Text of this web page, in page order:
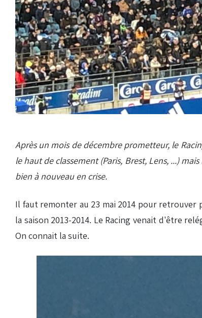
Après un mois de décembre prometteur, le
le haut de classement (Paris, Brest, Lens, ...)
bien à nouveau en crise.
Il faut remonter au 23 mai 2014 pour
la saison 2013-2014. Le Racing venait d'être
On connait la suite.